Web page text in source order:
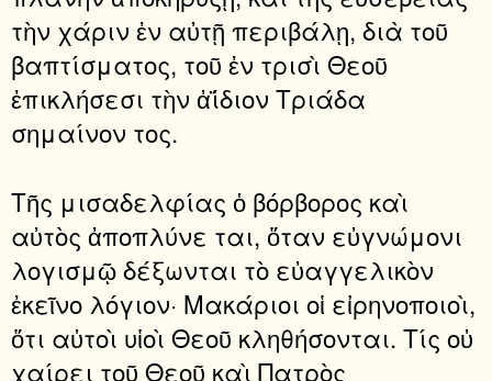
τὴν χάριν ἐν αὐτῇ περιβάλῃ, διὰ τοῦ
βαπτίσματος, τοῦ ἐν τρισὶ Θεοῦ
ἐπικλήσεσι τὴν ἀΐδιον Τριάδα
σημαίνον τος.
Τῆς μισαδελφίας ὁ βόρβορος καὶ
αὐτὸς ἀποπλύνε ται, ὅταν εὐγνώμονι
λογισμῷ δέξωνται τὸ εὐαγγελικὸν
ἐκεῖνο λόγιον· Μακάριοι οἱ εἰρηνοποιοὶ,
ὅτι αὐτοὶ υἱοὶ Θεοῦ κληθήσονται. Τίς οὐ
χαίρει τοῦ Θεοῦ καὶ Πατρὸς